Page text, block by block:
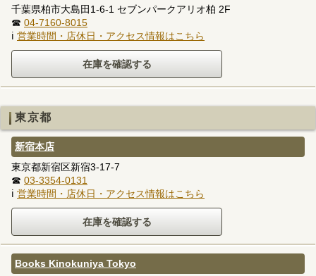
千葉県柏市大島田1-6-1 セブンパークアリオ柏 2F
☎ 04-7160-8015
ℹ 営業時間・店休日・アクセス情報はこちら
東京都
新宿本店
東京都新宿区新宿3-17-7
☎ 03-3354-0131
ℹ 営業時間・店休日・アクセス情報はこちら
Books Kinokuniya Tokyo